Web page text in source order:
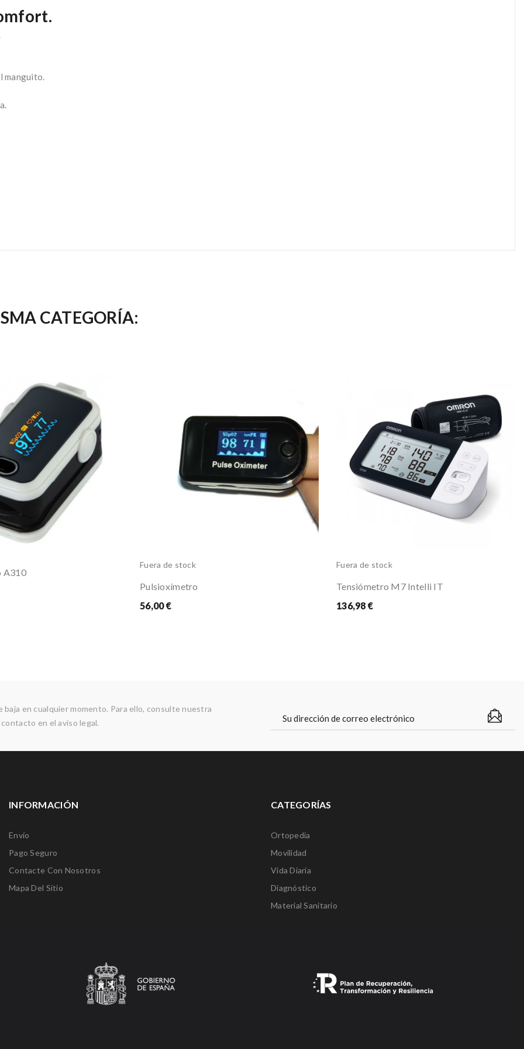
manguito.
CATEGORÍA:
A310
Fuera de stock
Pulsioxímetro
56,00 €
Fuera de stock
Tensiómetro M7 Intelli IT
136,98 €
baja en cualquier momento. Para ello, consulte nuestra
en el aviso legal.
INFORMACIÓN
Envío
Pago Seguro
Contacte Con Nosotros
Mapa Del Sitio
CATEGORÍAS
Ortopedia
Movilidad
Vida Diaria
Diagnóstico
Material Sanitario